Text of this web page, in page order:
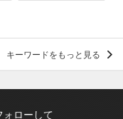
キーワードをもっと見る
ローして